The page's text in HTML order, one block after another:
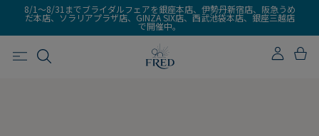
8/1～8/31までブライダルフェアを銀座本店、伊勢丹新宿店、阪急うめ
だ本店、ソラリアプラザ店、GINZA SIX店、西武池袋本店、銀座三越店
で開催中。